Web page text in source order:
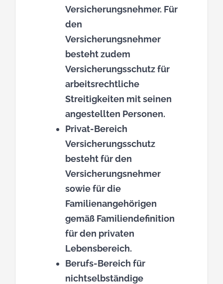
Versicherungsnehmer. Für
den
Versicherungsnehmer
besteht zudem
Versicherungsschutz für
arbeitsrechtliche
Streitigkeiten mit seinen
angestellten Personen.
Privat-Bereich
Versicherungsschutz
besteht für den
Versicherungsnehmer
sowie für die
Familienangehörigen
gemäß Familiendefinition
für den privaten
Lebensbereich.
Berufs-Bereich für
nichtselbständige